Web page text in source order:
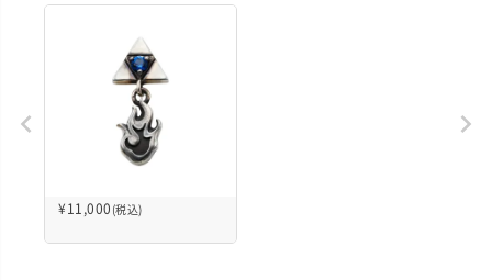
¥ 11,000 (税込)